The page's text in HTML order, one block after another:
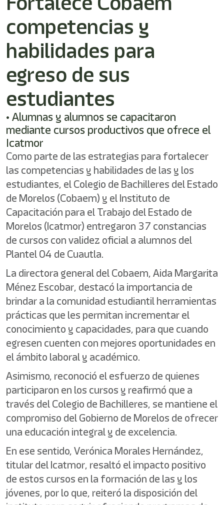
Este
directo
lector
de
pantalla
ayudarle
navegar
interactuar
con
contenido.
competencias y
habilidades para
egreso de sus
estudiantes
• Alumnas y alumnos se capacitaron
mediante cursos productivos que ofrece el
Icatmor
Como parte de las estrategias para fortalecer
las competencias y habilidades de las y los
estudiantes, el Colegio de Bachilleres del Estado
de Morelos (Cobaem) y el Instituto de
Capacitación para el Trabajo del Estado de
Morelos (Icatmor) entregaron 37 constancias
de cursos con validez oficial a alumnos del
Plantel 04 de Cuautla.
La directora general del Cobaem, Aida Margarita
Ménez Escobar, destacó la importancia de
brindar a la comunidad estudiantil herramientas
prácticas que les permitan incrementar el
conocimiento y capacidades, para que cuando
egresen cuenten con mejores oportunidades en
el ámbito laboral y académico.
Asimismo, reconoció el esfuerzo de quienes
participaron en los cursos y reafirmó que a
través del Colegio de Bachilleres, se mantiene el
compromiso del Gobierno de Morelos de ofrecer
una educación integral y de excelencia.
En ese sentido, Verónica Morales Hernández,
titular del Icatmor, resaltó el impacto positivo
de estos cursos en la formación de las y los
jóvenes, por lo que, reiteró la disposición del